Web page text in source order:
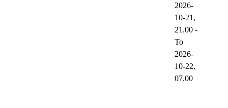
2026-
10-21,
21.00 -
To
2026-
10-22,
07.00